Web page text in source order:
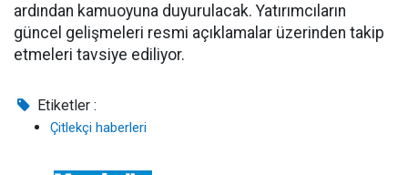
ardından kamuoyuna duyurulacak. Yatırımcıların
güncel gelişmeleri resmi açıklamalar üzerinden takip
etmeleri tavsiye ediliyor.
Etiketler :
Çitlekçi haberleri